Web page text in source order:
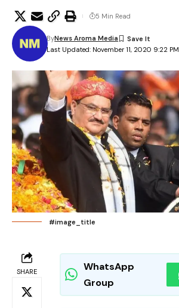
Last Updated: November 11, 2020 9:22 PM
ByNews Aroma Media
5 Min Read
#image_title
SHARE
WhatsApp
Group